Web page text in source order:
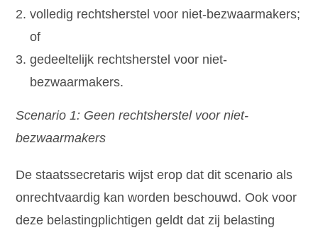
volledig rechtsherstel voor niet-bezwaarmakers;
of
gedeeltelijk rechtsherstel voor niet-
bezwaarmakers.
Scenario 1: Geen rechtsherstel voor niet-
bezwaarmakers
De staatssecretaris wijst erop dat dit scenario als
onrechtvaardig kan worden beschouwd. Ook voor
deze belastingplichtigen geldt dat zij belasting